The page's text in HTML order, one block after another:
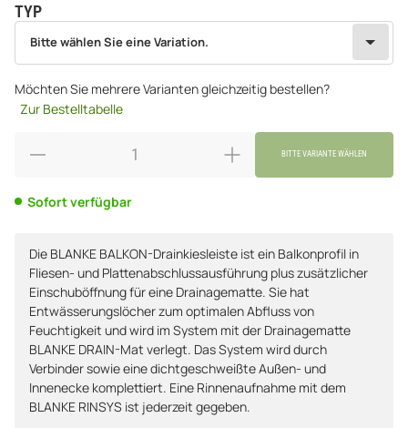
TYP
wählen
Bitte wählen Sie eine Variation.
Möchten Sie mehrere Varianten gleichzeitig bestellen?
Zur Bestelltabelle
BITTE VARIANTE WÄHLEN
Sofort verfügbar
Die BLANKE BALKON-Drainkiesleiste ist ein Balkonprofil in
Fliesen- und Plattenabschlussausführung plus zusätzlicher
Einschuböffnung für eine Drainagematte. Sie hat
Entwässerungslöcher zum optimalen Abfluss von
Feuchtigkeit und wird im System mit der Drainagematte
BLANKE DRAIN-Mat verlegt. Das System wird durch
Verbinder sowie eine dichtgeschweißte Außen- und
Innenecke komplettiert. Eine Rinnenaufnahme mit dem
BLANKE RINSYS ist jederzeit gegeben.